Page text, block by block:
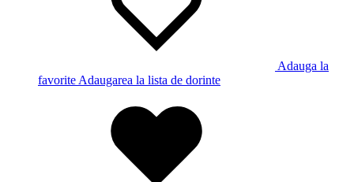
Adauga la
favorite Adaugarea la lista de dorinte